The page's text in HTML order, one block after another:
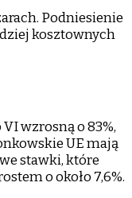
Podniesienie
kosztownych
wzrosną o 83%,
UE mają
stawki, które
o około 7,6%.